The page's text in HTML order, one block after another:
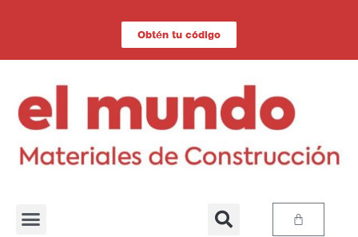
Obtén tu código